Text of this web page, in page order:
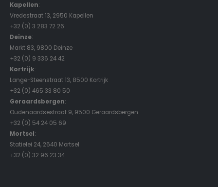
Kapellen:
Vredestraat 13, 2950 Kapellen
+32 (0) 3 283 72 26
Deinze:
Markt 83, 9800 Deinze
+32 (0) 9 336 24 42
Kortrijk:
Lange-Steenstraat 13, 8500 Kortrijk
+32 (0) 465 33 80 50
Geraardsbergen:
Oudenaardsestraat 9, 9500 Geraardsbergen
+32 (0) 54 24 05 69
Mortsel:
Statielei 24, 2640 Mortsel
+32 (0) 32 96 23 34